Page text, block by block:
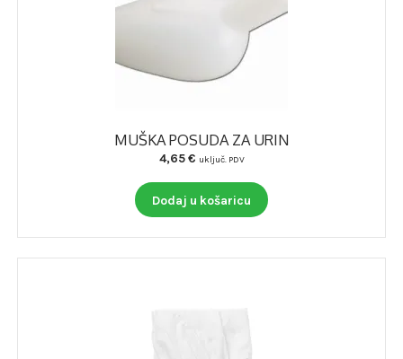
ZAVOJNI MATERIJAL
MUŠKA POSUDA ZA URIN
4,65€ uključ. PDV
Dodaj u košaricu